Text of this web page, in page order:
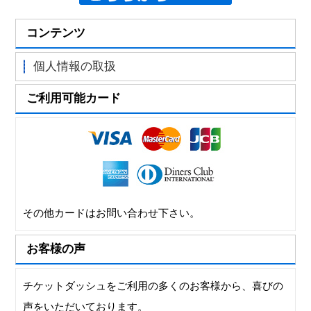
コンテンツ
個人情報の取扱
ご利用可能カード
その他カードはお問い合わせ下さい。
お客様の声
チケットダッシュをご利用の多くのお客様から、喜びの
声をいただいております。